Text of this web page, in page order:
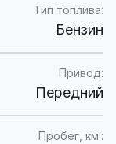
Тип топлива:
Бензин
Привод:
Передний
Пробег, км.: